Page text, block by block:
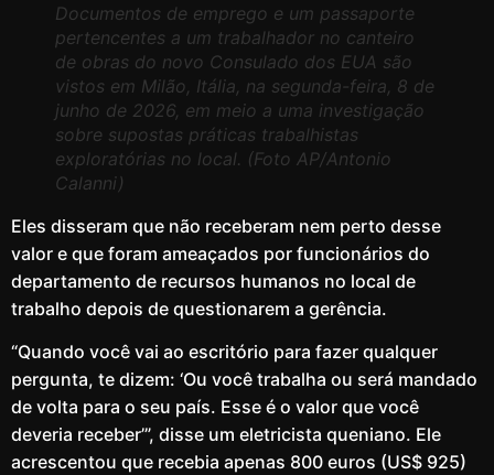
Documentos de emprego e um passaporte
pertencentes a um trabalhador no canteiro
de obras do novo Consulado dos EUA são
vistos em Milão, Itália, na segunda-feira, 8 de
junho de 2026, em meio a uma investigação
sobre supostas práticas trabalhistas
exploratórias no local. (Foto AP/Antonio
Calanni)
Eles disseram que não receberam nem perto desse
valor e que foram ameaçados por funcionários do
departamento de recursos humanos no local de
trabalho depois de questionarem a gerência.
“Quando você vai ao escritório para fazer qualquer
pergunta, te dizem: ‘Ou você trabalha ou será mandado
de volta para o seu país. Esse é o valor que você
deveria receber’”, disse um eletricista queniano. Ele
acrescentou que recebia apenas 800 euros (US$ 925)